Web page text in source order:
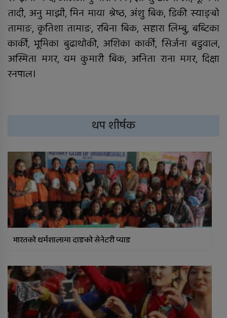
तादी, अनु माझी, मिन माया श्रेष्ठ, अंशु बिक, डिकी स्याङ्बो
तामाङ, कृतिशा तामाङ, रबिना बिक, सहारा लिम्बु, बब्टिका
कार्की, भूमिका बुढाथोकी, अशिका कार्की, सिर्जना बडुवाल,
अस्मिता मगर, यम कुमारी बिक, अनिता राना मगर, दिक्षा
रनपाल।
थप शीर्षक
भारतको धर्मशालामा दाङको सेनेटरी प्याड